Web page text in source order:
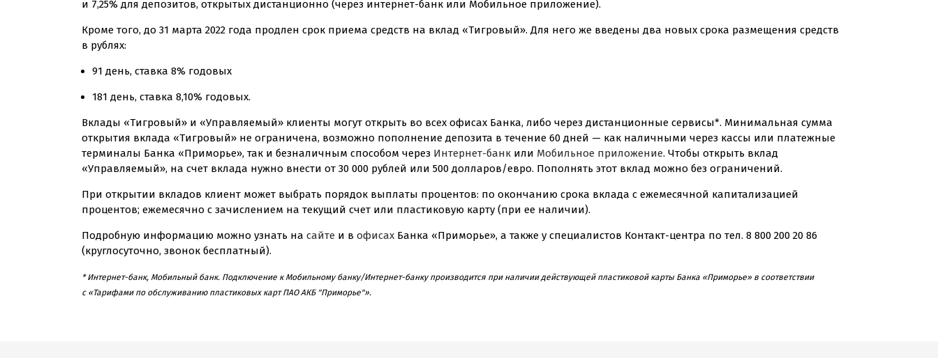
и 7,25% для депозитов, открытых дистанционно (через интернет-банк или Мобильное приложение).
Кроме того, до 31 марта 2022 года продлен срок приема средств на вклад «Тигровый». Для него же введены два новых срока размещения средств
в рублях:
91 день, ставка 8% годовых
181 день, ставка 8,10% годовых.
Вклады «Тигровый» и «Управляемый» клиенты могут открыть во всех офисах Банка, либо через дистанционные сервисы*. Минимальная сумма
открытия вклада «Тигровый» не ограничена, возможно пополнение депозита в течение 60 дней — как наличными через кассы или платежные
терминалы Банка «Приморье», так и безналичным способом через Интернет-банк или Мобильное приложение. Чтобы открыть вклад
«Управляемый», на счет вклада нужно внести от 30 000 рублей или 500 долларов/евро. Пополнять этот вклад можно без ограничений.
При открытии вкладов клиент может выбрать порядок выплаты процентов: по окончанию срока вклада с ежемесячной капитализацией
процентов; ежемесячно с зачислением на текущий счет или пластиковую карту (при ее наличии).
Подробную информацию можно узнать на сайте и в офисах Банка «Приморье», а также у специалистов Контакт-центра по тел. 8 800 200 20 86
(круглосуточно, звонок бесплатный).
* Интернет-банк, Мобильный банк. Подключение к Мобильному банку/Интернет-банкупроизводится при наличии действующей пластиковой карты Банка «Приморье» в соответствии
с «Тарифами по обслуживанию пластиковых карт ПАО АКБ "Приморье"».